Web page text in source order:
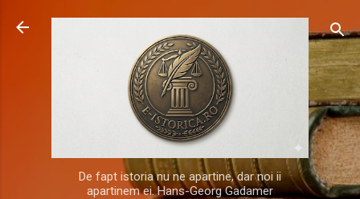
Treceți la conținutul principal
De fapt istoria nu ne apartine, dar noi ii
apartinem ei. Hans-Georg Gadamer